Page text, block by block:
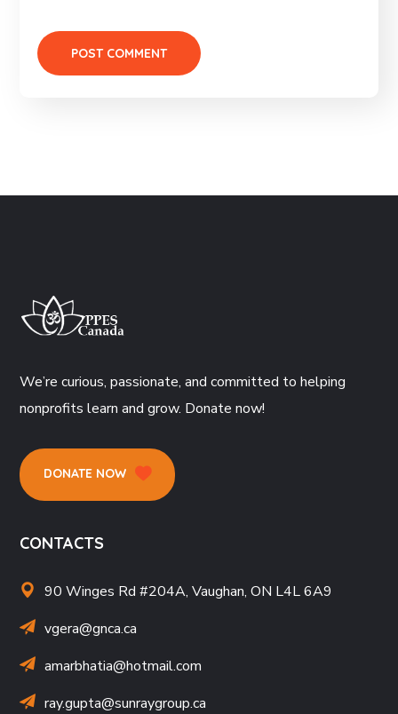
We’re curious, passionate, and committed to helping
nonprofits learn and grow. Donate now!
DONATE NOW
CONTACTS
90 Winges Rd #204A, Vaughan, ON L4L 6A9
vgera@gnca.ca
amarbhatia@hotmail.com
ray.gupta@sunraygroup.ca